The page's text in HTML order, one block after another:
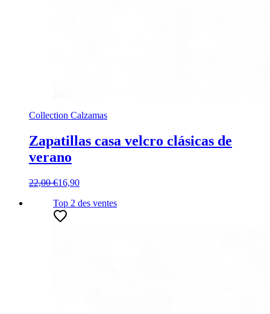
Collection Calzamas
Zapatillas casa velcro clásicas de
verano
22,00 €16,90
Top 2 des ventes